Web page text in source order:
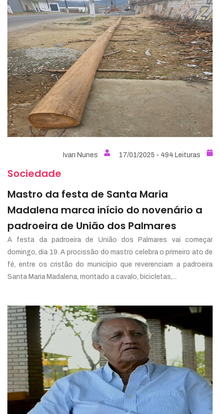
Ivan Nunes 17/01/2025 - 494 Leituras
Sociedade
Mastro da festa de Santa Maria
Madalena marca início do novenário a
padroeira de União dos Palmares
A festa da padroeira de União dos Palmares vai começar
domingo, dia 19. A procissão do mastro celebra o primeiro ato de
fé, entre os cristão do município que reverenciam a padroeira
Santa Maria Madalena, montado a cavalo, bicicletas,...